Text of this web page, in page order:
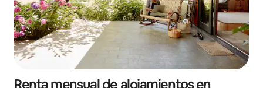
Renta mensual de alojamientos en